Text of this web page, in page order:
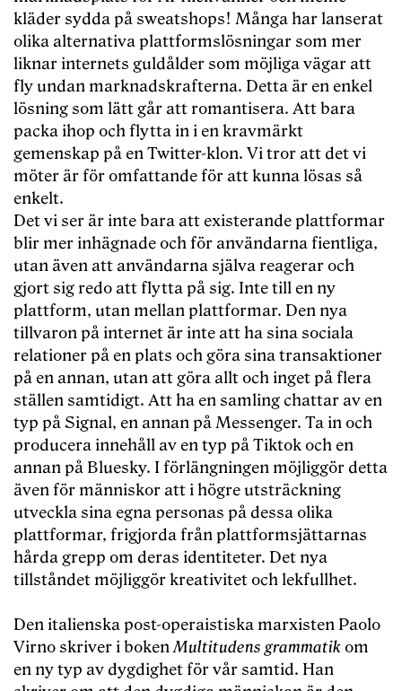
kläder sydda på sweatshops! Många har lanserat
olika alternativa plattformslösningar som mer
liknar internets guldålder som möjliga vägar att
fly undan marknadskrafterna. Detta är en enkel
lösning som lätt går att romantisera. Att bara
packa ihop och flytta in i en kravmärkt
gemenskap på en Twitter-klon. Vi tror att det vi
möter är för omfattande för att kunna lösas så
enkelt.
Det vi ser är inte bara att existerande plattformar
blir mer inhägnade och för användarna fientliga,
utan även att användarna själva reagerar och
gjort sig redo att flytta på sig. Inte till en ny
plattform, utan mellan plattformar. Den nya
tillvaron på internet är inte att ha sina sociala
relationer på en plats och göra sina transaktioner
på en annan, utan att göra allt och inget på flera
ställen samtidigt. Att ha en samling chattar av en
typ på Signal, en annan på Messenger. Ta in och
producera innehåll av en typ på Tiktok och en
annan på Bluesky. I förlängningen möjliggör detta
även för människor att i högre utsträckning
utveckla sina egna personas på dessa olika
plattformar, frigjorda från plattformsjättarnas
hårda grepp om deras identiteter. Det nya
tillståndet möjliggör kreativitet och lekfullhet.
Den italienska post-operaistiska marxisten Paolo
Virno skriver i bokenMultitudens grammatikom
en ny typ av dygdighet för vår samtid. Han